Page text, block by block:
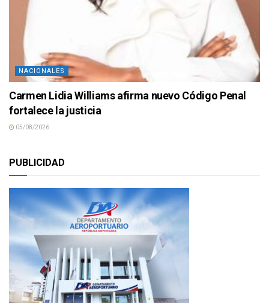
NACIONALES
Carmen Lidia Williams afirma nuevo Código Penal
fortalece la justicia
05/08/2026
PUBLICIDAD